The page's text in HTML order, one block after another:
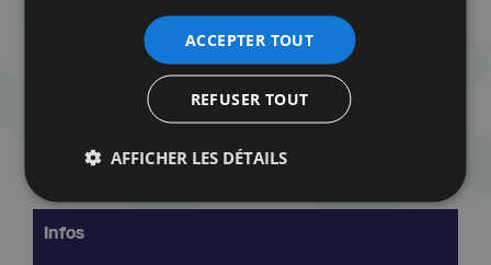
minutieusement décrites et commentées. Depuis la
découverte de son reportage des familles ont
reconnu leurs proches sur certaines des photos.
Les témoignages de rares survivants de la rafle,
conservés dans différentes archives, enrichissent le
singulier récit visuel des événements par Harry
Infos
ACCEPTER TOUT
REFUSER TOUT
AFFICHER LES DÉTAILS